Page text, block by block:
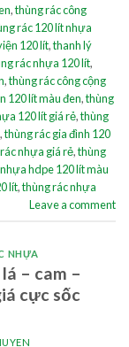
,thùng rác công
rác 120 lít nhựa
120 lít,thanh lý
rác nhựa 120 lít,
,thùng rác công cộng
120 lít màu đen,thùng
120 lít giá rẻ,thùng
,thùng rác gia đình 120
nhựa giá rẻ,thùng
hdpe 120 lít màu
lít,thùng rác nhựa
Leave a comment
NHỰA
– cam –
cực sốc